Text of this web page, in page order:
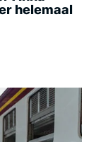
helemaal